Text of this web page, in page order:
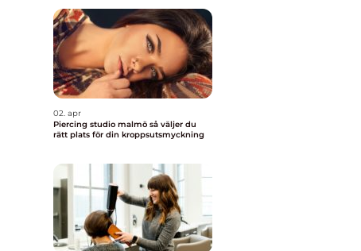
02. apr
Piercing studio malmö så väljer du
rätt plats för din kroppsutsmyckning